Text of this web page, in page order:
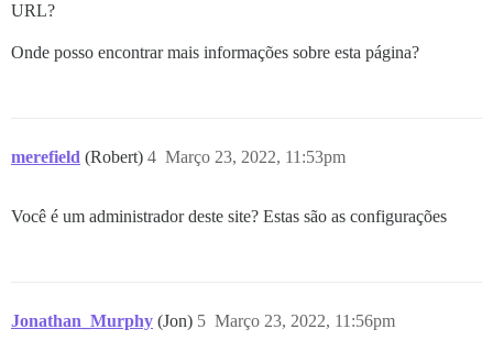
URL?
Onde posso encontrar mais informações sobre esta página?
merefield (Robert) Março 23, 2022, 11:53pm
4
Você é um administrador deste site? Estas são as configurações
Jonathan_Murphy (Jon) Março 23, 2022, 11:56pm
5